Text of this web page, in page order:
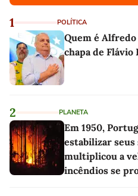
1 POLÍTICA
Quem é Alfredo
chapa de
2 PLANETA
Em 1950,
estabilizar seus
multiplicou a
incêndios se